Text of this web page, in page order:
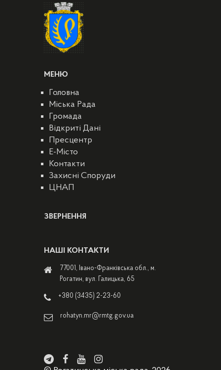
МЕНЮ
Головна
Міська Рада
Громада
Відкриті Дані
Пресцентр
E-Місто
Контакти
Захисні Споруди
ЦНАП
ЗВЕРНЕННЯ
НАШІ КОНТАКТИ
77001, Івано-Франківська обл., м.
Рогатин, вул. Галицька, 65
+380 (3435) 2-23-60
rohatyn.mr@rmtg.gov.ua